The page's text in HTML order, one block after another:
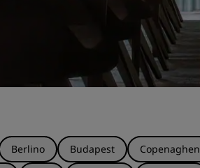
Berlino Budapest Copenaghen